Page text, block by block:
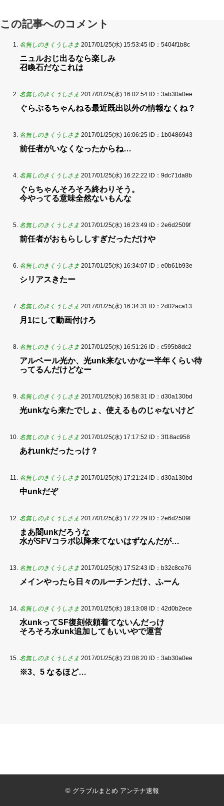
この記事へのコメント
名無しのきくうしさま 2017/01/25(水) 15:53:45 ID：5404f1b8c
ニュルおじ出るなら楽しみ
召喚石だなこれは
名無しのきくうしさま 2017/01/25(水) 16:02:54 ID：3ab30a0ee
ぐらぶるちゃんねる最近既出以外の情報なくね？
名無しのきくうしさま 2017/01/25(水) 16:06:25 ID：1b0486943
前任者がいなくなったからね…
名無しのきくうしさま 2017/01/25(水) 16:22:22 ID：9dc71da8b
ぐらちゃんそろそろ終わりそう。
今やってる意味全然ないもんな
名無しのきくうしさま 2017/01/25(水) 16:23:49 ID：2e6d2509f
前任者がおもらししすぎだっただけや
名無しのきくうしさま 2017/01/25(水) 16:34:07 ID：e0b61b93e
シリアスきたー
名無しのきくうしさま 2017/01/25(水) 16:34:31 ID：2d02aca13
月1にして動画付けろ
名無しのきくうしさま 2017/01/25(水) 16:51:26 ID：c595b8dc2
アルベール光か、光unk来ないかなー半年くらい待
ってるんだけどなー
名無しのきくうしさま 2017/01/25(水) 16:58:31 ID：d30a130bd
光unkなら来たでしょ、使えるものじゃないけど
名無しのきくうしさま 2017/01/25(水) 17:17:52 ID：3f18ac958
あれunkだったっけ？
名無しのきくうしさま 2017/01/25(水) 17:21:24 ID：d30a130bd
中unkだぞ
名無しのきくうしさま 2017/01/25(水) 17:22:29 ID：2e6d2509f
まあ闇unkだろうな
水がSFVコラボ以降来てないはずなんだが…
名無しのきくうしさま 2017/01/25(水) 17:52:43 ID：b32c8ce76
メインやったら日々のルーチンだけ、ふーん
名無しのきくうしさま 2017/01/25(水) 18:13:08 ID：42d0b2ece
水unkってSF復刻依頼着てないんだっけ
そろそろ水unk追加してもいいやで運営
名無しのきくうしさま 2017/01/25(水) 23:08:20 ID：3ab30a0ee
※3、5 なるほど…
© グラブルまとめ アンテナ速報